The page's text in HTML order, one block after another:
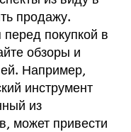
продажу.
покупкой в
обзоры и
Например,
инструмент
из
может привести